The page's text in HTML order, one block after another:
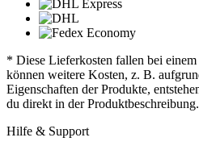
* Diese Lieferkosten fallen bei einem
können weitere Kosten, z. B.
Eigenschaften der Produkte,
du direkt in der Produktbeschreibung.
Hilfe & Support